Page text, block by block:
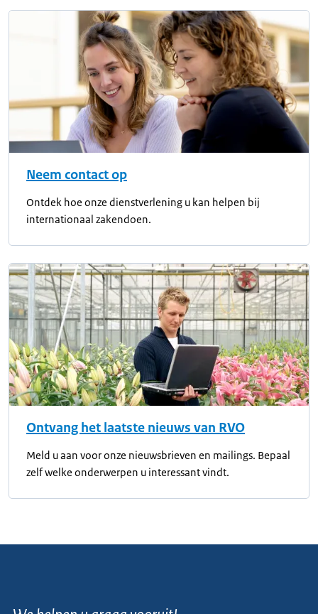
Neem contact op
Ontdek hoe onze dienstverlening u kan helpen bij
internationaal zakendoen.
Ontvang het laatste nieuws van RVO
Meld u aan voor onze nieuwsbrieven en mailings. Bepaal
zelf welke onderwerpen u interessant vindt.